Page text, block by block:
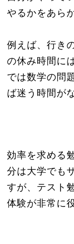
やるかをあら
例えば、行き
の休み時間に
では数学の問
ば迷う時間が
効率を求める
分は大学でも
すが、テスト
体験が非常に